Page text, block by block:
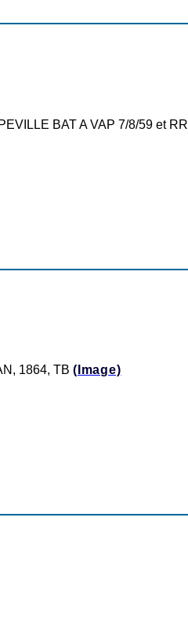
BAT A VAP 7/8/59 et
1864, TB (Image)